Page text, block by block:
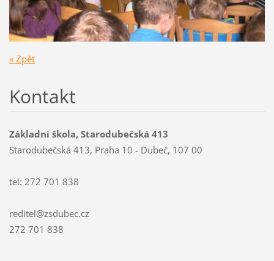
« Zpět
Kontakt
Základní škola, Starodubečská 413
Starodubečská 413, Praha 10 - Dubeč, 107 00
tel: 272 701 838
reditel@zsdubec.cz
272 701 838